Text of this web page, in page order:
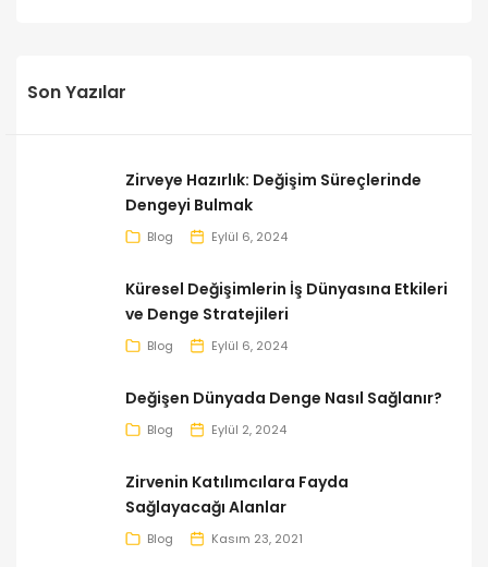
Son Yazılar
Zirveye Hazırlık: Değişim Süreçlerinde
Dengeyi Bulmak
Blog Eylül 6, 2024
Küresel Değişimlerin İş Dünyasına Etkileri
ve Denge Stratejileri
Blog Eylül 6, 2024
Değişen Dünyada Denge Nasıl Sağlanır?
Blog Eylül 2, 2024
Zirvenin Katılımcılara Fayda
Sağlayacağı Alanlar
Blog Kasım 23, 2021